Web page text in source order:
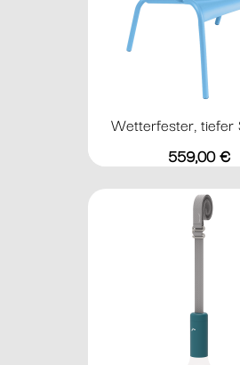
Wetterfester, tiefer
Preis
559,00 €